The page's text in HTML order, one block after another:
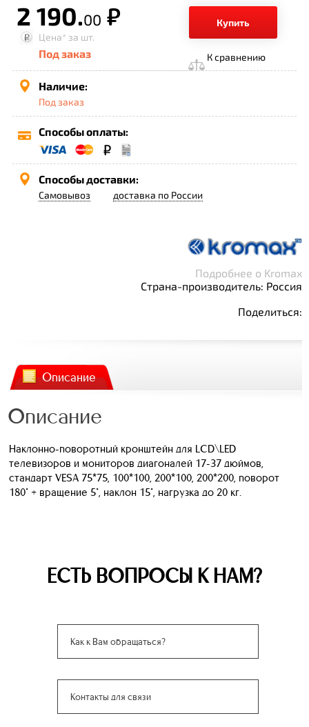
2 190.00 р.
Купить
Цена* за шт.
Под заказ К сравнению
Наличие:
Под заказ
Способы оплаты:
Способы доставки:
Самовывоз доставка по России
Подробнее о Kromax
Страна-производитель: Россия
Поделиться:
Описание
Описание
Наклонно-поворотный кронштейн для LCD\LED
телевизоров и мониторов диагоналей 17-37 дюймов,
стандарт VESA 75*75, 100*100, 200*100, 200*200, поворот
180° + вращение 5°, наклон 15°, нагрузка до 20 кг.
ЕСТЬ ВОПРОСЫ К НАМ?